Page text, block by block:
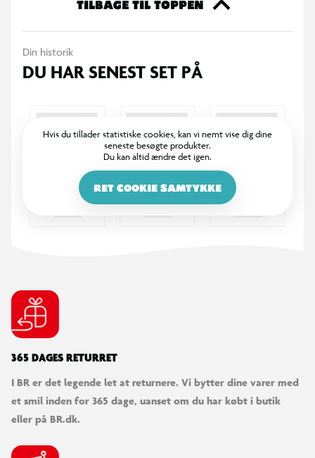
TILBAGE TIL TOPPEN
Din historik
DU HAR SENEST SET PÅ
Hvis du tillader statistiske cookies, kan vi nemt vise dig dine
seneste besøgte produkter.
Du kan altid ændre det igen.
RET COOKIE SAMTYKKE
365 DAGES RETURRET
I BR er det legende let at returnere. Vi bytter dine varer med
et smil inden for 365 dage, uanset om du har købt i butik
eller på BR.dk.